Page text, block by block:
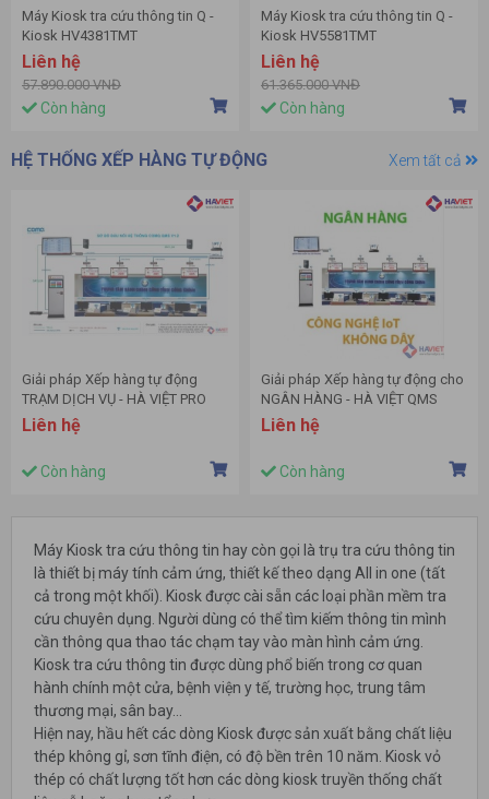
Máy Kiosk tra cứu thông tin Q -
Kiosk HV4381TMT
Liên hệ
57.890.000 VNĐ
Còn hàng
Máy Kiosk tra cứu thông tin Q -
Kiosk HV5581TMT
Liên hệ
61.365.000 VNĐ
Còn hàng
HỆ THỐNG XẾP HÀNG TỰ ĐỘNG Xem tất cả
Giải pháp Xếp hàng tự động
TRẠM DỊCH VỤ - HÀ VIỆT PRO
QMS (Công nghệ IoT 4.0)
Liên hệ
Còn hàng
Giải pháp Xếp hàng tự động cho
NGÂN HÀNG - HÀ VIỆT QMS
(Công nghệ IoT 4.0)
Liên hệ
Còn hàng
Máy Kiosk tra cứu thông tin hay còn gọi là trụ tra cứu thông tin
là thiết bị máy tính cảm ứng, thiết kế theo dạng All in one (tất
cả trong một khối). Kiosk được cài sẵn các loại phần mềm tra
cứu chuyên dụng. Người dùng có thể tìm kiếm thông tin mình
cần thông qua thao tác chạm tay vào màn hình cảm ứng.
Kiosk tra cứu thông tin được dùng phổ biến trong cơ quan
hành chính một cửa, bệnh viện y tế, trường học, trung tâm
thương mại, sân bay...
Hiện nay, hầu hết các dòng Kiosk được sản xuất bằng chất liệu
thép không gỉ, sơn tĩnh điện, có độ bền trên 10 năm. Kiosk vỏ
thép có chất lượng tốt hơn các dòng kiosk truyền thống chất